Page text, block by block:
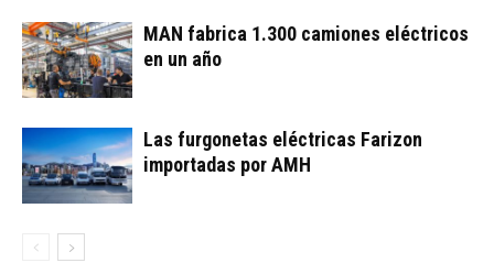
MAN fabrica 1.300 camiones eléctricos
en un año
Las furgonetas eléctricas Farizon
importadas por AMH